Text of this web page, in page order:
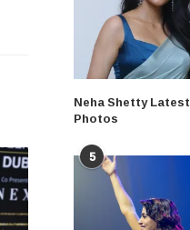
Neha Shetty Latest
Photos
5